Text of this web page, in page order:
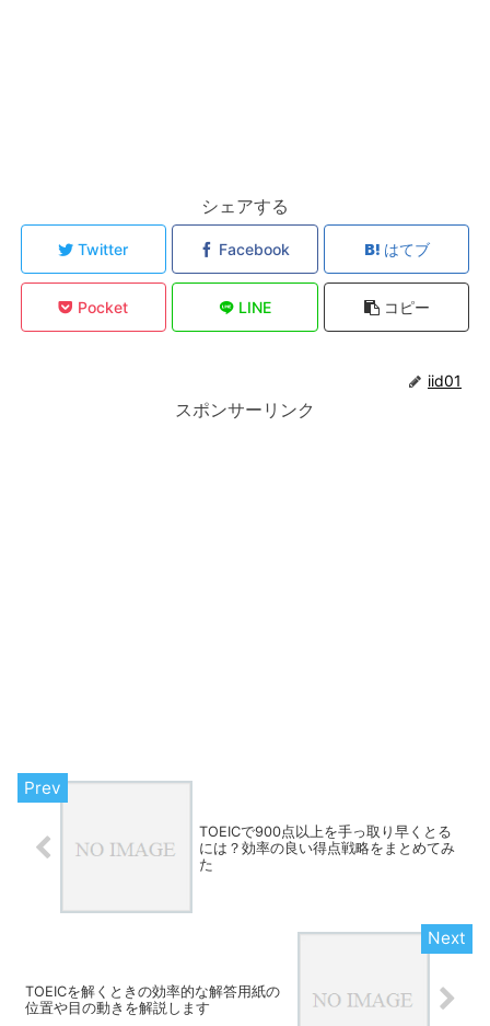
シェアする
Twitter Facebook はてブ
Pocket LINE コピー
iid01
スポンサーリンク
TOEICで900点以上を手っ取り早くとる
には？効率の良い得点戦略をまとめてみ
た
TOEICを解くときの効率的な解答用紙の
位置や目の動きを解説します